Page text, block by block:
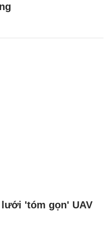
lưới 'tóm gọn' UAV